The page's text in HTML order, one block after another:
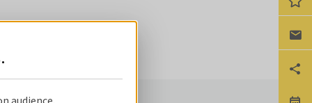
.
audience.